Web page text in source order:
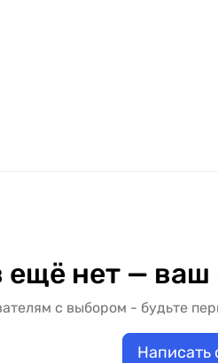
пять ключей;
ещё нет —
с выбором - будьте
Написать